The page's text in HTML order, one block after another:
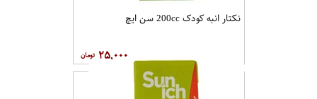
نکتار انبه کودک 200cc سن ايچ
۲۵,۰۰۰